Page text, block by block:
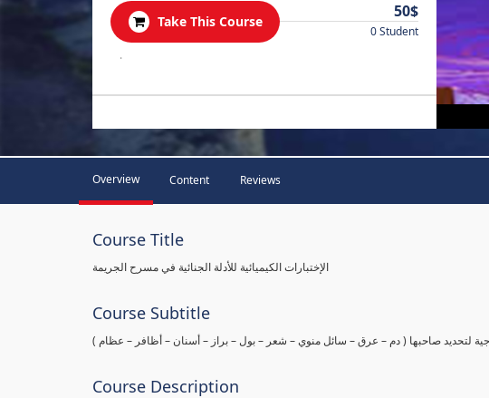
Take This Course
50$
0 Student
.
Overview Content Reviews
Course Title
الإختبارات الكيميائية للأدلة الجنائية في مسرح الجريمة
Course Subtitle
لتحديد صاحبها ( دم – عرق – سائل منوي – شعر – بول – براز – أسنان – أظافر – عظام
Course Description